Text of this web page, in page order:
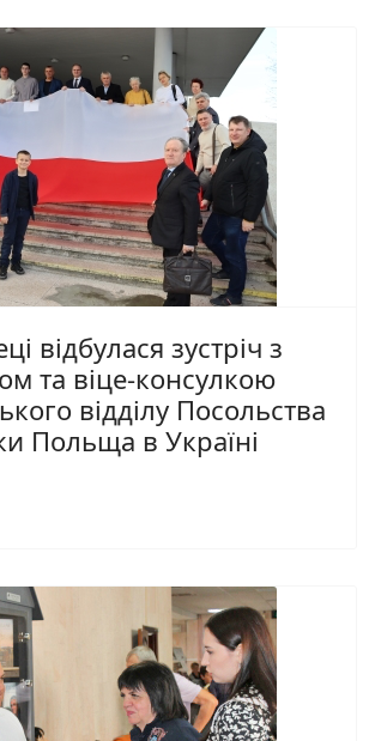
відбулася зустріч з
та віце-консулкою
відділу Посольства
Польща в Україні